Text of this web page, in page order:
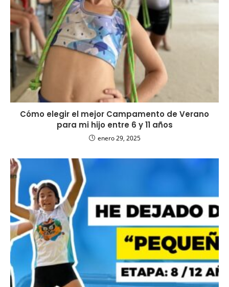
Cómo elegir el mejor Campamento de Verano
para mi hijo entre 6 y 11 años
enero 29, 2025